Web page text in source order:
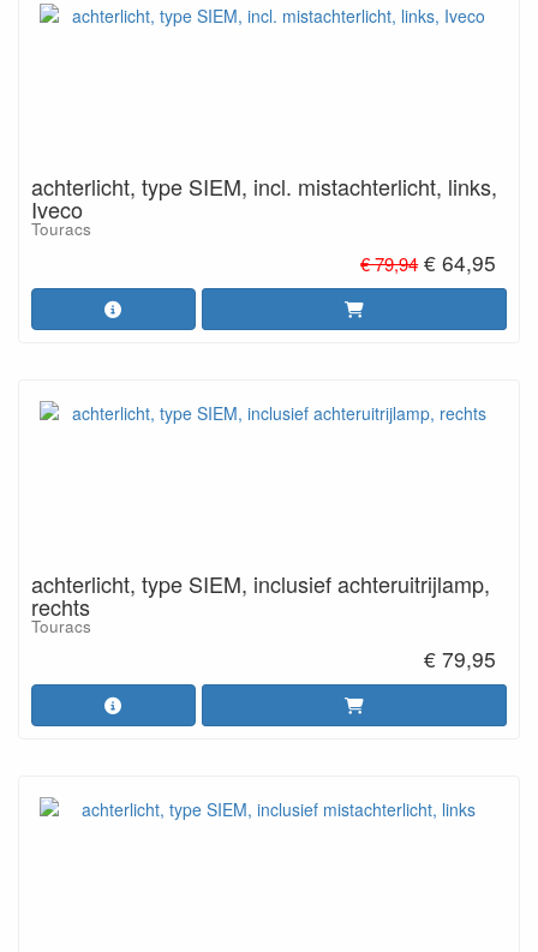
achterlicht, type SIEM, incl. mistachterlicht, links,
Iveco
Touracs
€ 79,94 € 64,95
achterlicht, type SIEM, inclusief achteruitrijlamp,
rechts
Touracs
€ 79,95